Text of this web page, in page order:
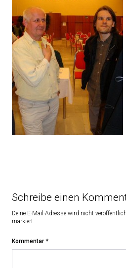
Schreibe einen
Deine E-Mail-Adresse wird nicht
markiert
Kommentar *